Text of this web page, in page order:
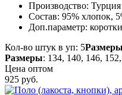
Производство: Турция
Состав: 95% хлопок,
Доп.параметр:
Кол-во штук в уп: 5Размеры
Размеры: 134, 140, 146,
Цена оптом
925 руб.